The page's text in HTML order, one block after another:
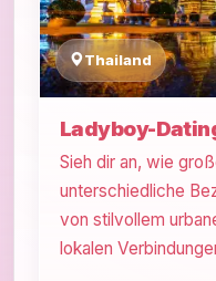
Thailand
Ladyboy-
Sieh dir an, wie
unterschiedliche
von stilvollem
lokalen